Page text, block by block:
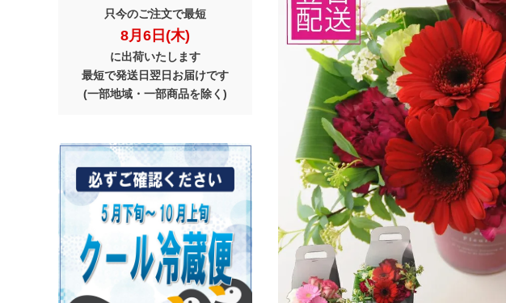
只今のご注文で最短
8月6日(木)
に出荷いたします
最短で発送日翌日お届けです
(一部地域・一部商品を除く)